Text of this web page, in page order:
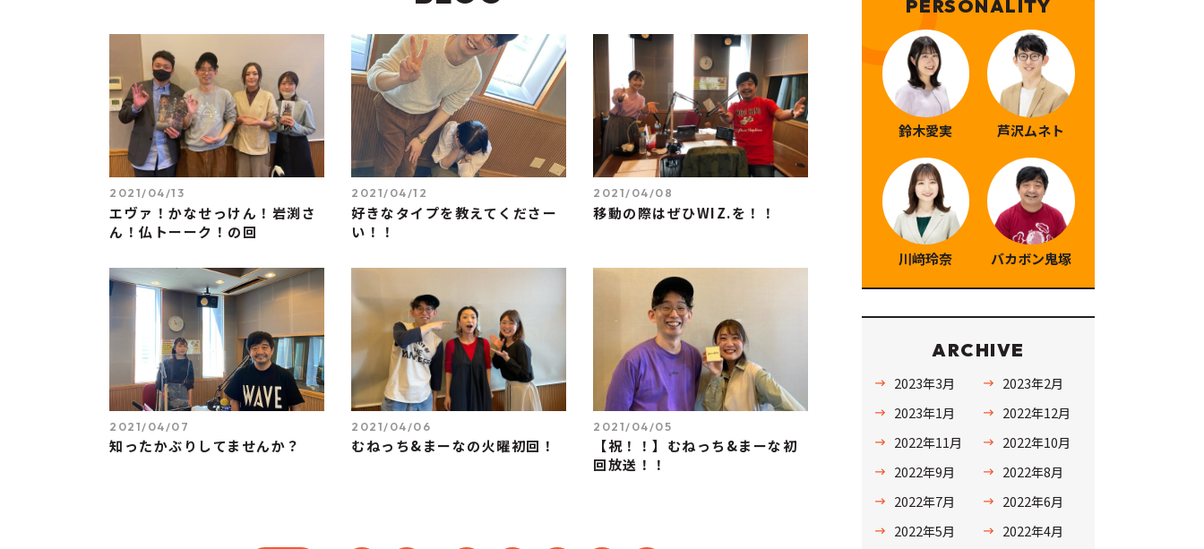
2021/04/13
エヴァ！かなせっけん！岩渕さ
ん！仏トーーク！の回
2021/04/12
好きなタイプを教えてくださー
い！！
2021/04/08
移動の際はぜひWIZ.を！！
2021/04/07
知ったかぶりしてませんか？
2021/04/06
むねっち&まーなの火曜初回！
2021/04/05
【祝！！】むねっち&まーな初
回放送！！
PERSONALITY
鈴木愛実 芦沢ムネト
川﨑玲奈 バカボン鬼塚
ARCHIVE
2023年3月
2023年2月
2023年1月
2022年12月
2022年11月
2022年10月
2022年9月
2022年8月
2022年7月
2022年6月
2022年5月
2022年4月